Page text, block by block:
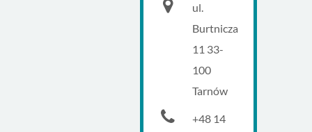
ul.
Burtnicza
11 33-
100
Tarnów
+48 14